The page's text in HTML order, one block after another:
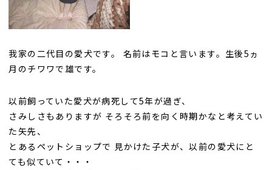
我家の二代目の愛犬です。 名前はモコと言います。生後5ヵ
月のチワワで雄です。
以前飼っていた愛犬が病死して5年が過ぎ、
さみしさもありますが そろそろ前を向く時期かなと考えてい
た矢先、
とあるペットショップで 見かけた子犬が、以前の愛犬にと
ても似ていて・・・